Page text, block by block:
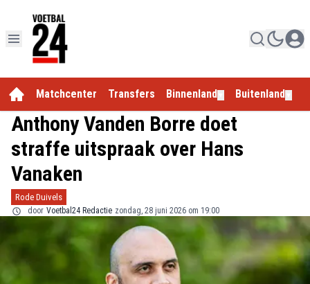
Matchcenter Transfers Binnenland Buitenland
Anthony Vanden Borre doet
straffe uitspraak over Hans
Vanaken
Rode Duivels
door Voetbal24 Redactie zondag, 28 juni 2026 om 19:00